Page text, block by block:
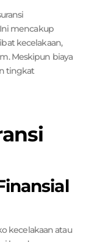
mencakup
kecelakaan,
Meskipun biaya
tingkat
kecelakaan atau